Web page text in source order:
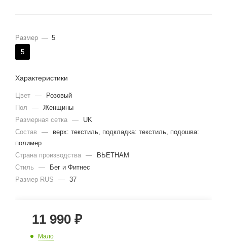
Размер — 5
5
Характеристики
Цвет —
Розовый
Пол
— Женщины
Размерная сетка —
UK
Состав
—
верх: текстиль, подкладка: текстиль, подошва:
полимер
Страна производства —
ВЬЕТНАМ
Стиль
—
Бег и Фитнес
Размер RUS
— 37
11 990 ₽
Мало